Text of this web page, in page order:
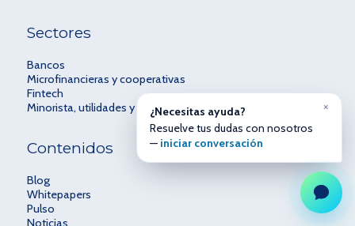
Sectores
Bancos
Microfinancieras y cooperativas
Fintech
Minorista, utilidades y telcos
Contenidos
Blog
Whitepapers
Pulso
Noticias
×
¿Necesitas ayuda?
Resuelve tus dudas con nosotros
— iniciar conversación